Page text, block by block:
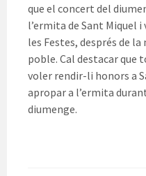
que el concert del
l’ermita de Sant Miquel
les Festes, després de
poble. Cal destacar que
voler rendir-li honors a
apropar a l’ermita
diumenge.